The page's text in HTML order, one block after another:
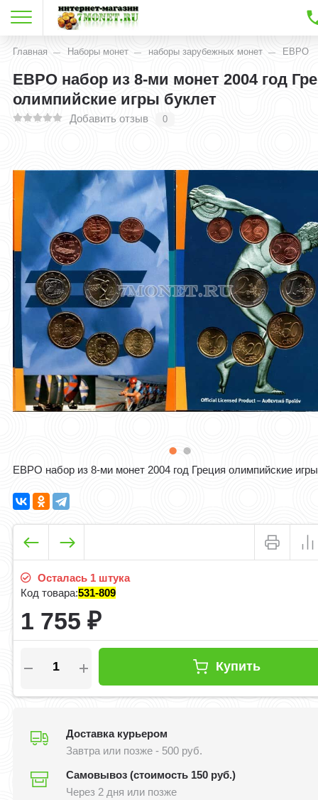
Главная Наборы монет наборы зарубежных монет ЕВРО
ЕВРО набор из 8-ми монет 2004 год
олимпийские игры буклет
Добавить отзыв 0
ЕВРО набор из 8-ми монет 2004 год Греция олимпийские игры
Осталась 1 штука
Код товара:531-809
1 755₽
Купить
Доставка курьером
Завтра или позже - 500 руб.
Самовывоз (стоимость 150 руб.)
Через 2 дня или позже